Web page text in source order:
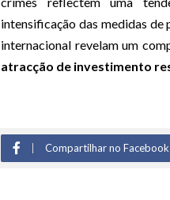
intensificação das medidas
internacional revelam um
atracção de investimento
Compartilhar no Facebook